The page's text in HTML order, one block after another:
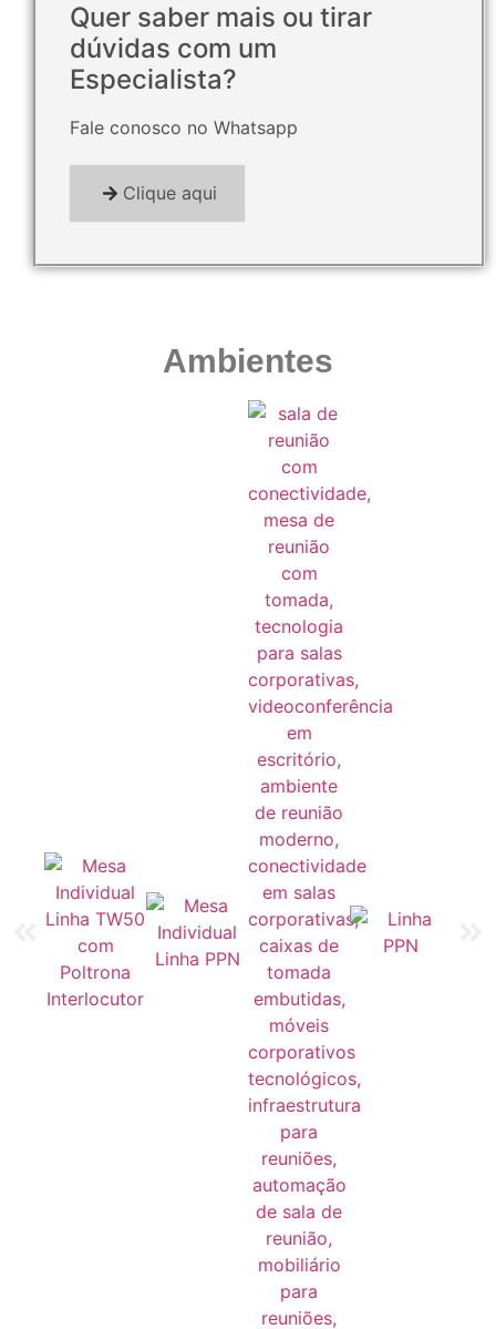
Quer saber mais ou tirar
dúvidas com um
Especialista?
Fale conosco no Whatsapp
Clique aqui
Ambientes